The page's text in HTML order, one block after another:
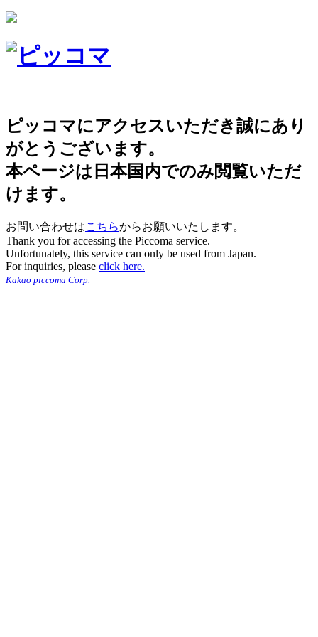
ピッコマにアクセスいただき誠にあり
がとうございます。
本ページは日本国内でのみ閲覧いただ
けます。
お問い合わせはこちらからお願いいたします。
Thank you for accessing the Piccoma service.
Unfortunately, this service can only be used from Japan.
For inquiries, please click here.
Kakao piccoma Corp.